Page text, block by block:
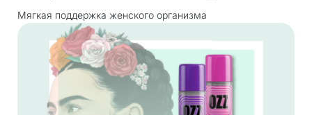
Мягкая поддержка женского организма